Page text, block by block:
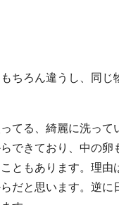
ちろん違うし、同じ
てる、綺麗に洗っ
できており、中の
ともあります。理由
だと思います。逆